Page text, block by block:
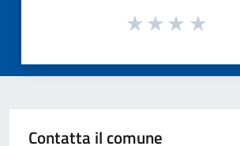
Contatta il comune